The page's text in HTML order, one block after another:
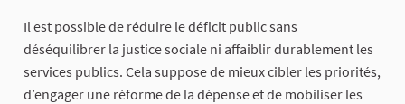
Il est possible de réduire le déficit public sans
déséquilibrer la justice sociale ni affaiblir durablement les
services publics. Cela suppose de mieux cibler les priorités,
d’engager une réforme de la dépense et de mobiliser les